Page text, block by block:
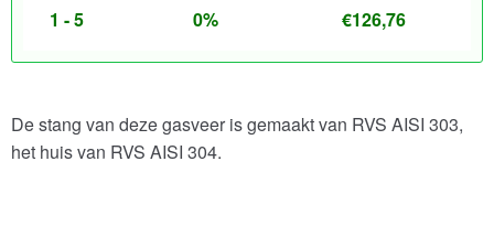
1 - 5 0% €126,76
De stang van deze gasveer is gemaakt van RVS AISI 303,
het huis van RVS AISI 304.